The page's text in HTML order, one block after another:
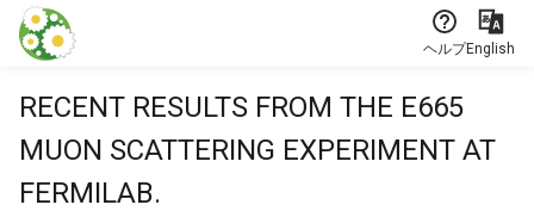
本文に飛ぶ
ヘルプEnglish
RECENT RESULTS FROM THE E665
MUON SCATTERING EXPERIMENT AT
FERMILAB.